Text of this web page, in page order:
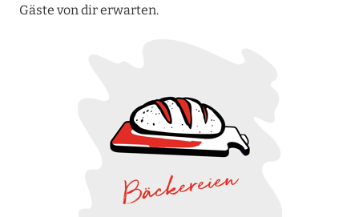
Gäste von dir erwarten.